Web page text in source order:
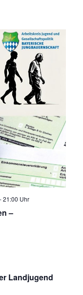
–
21:00 Uhr
Landjugend